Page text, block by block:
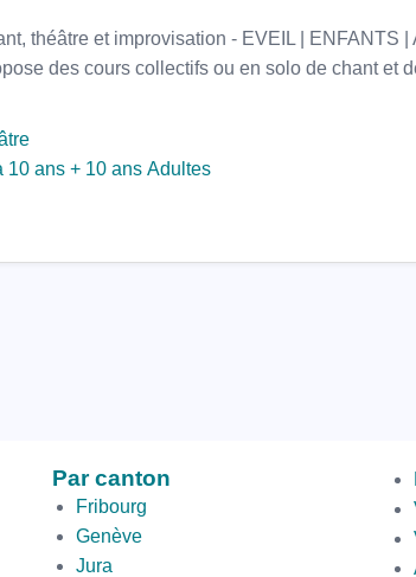
théâtre et improvisation - EVEIL | ENFANTS |
des cours collectifs ou en solo de chant et
10 ans + 10 ans Adultes
Par canton
Fribourg
Genève
Jura
2